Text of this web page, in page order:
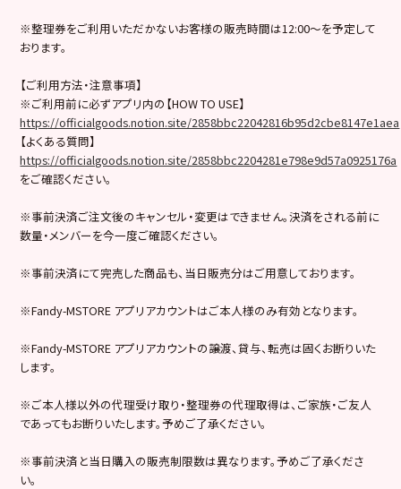
※整理券をご利用いただかないお客様の販売時間は12:00〜を予定して
おります。
【ご利用方法・注意事項】
※ご利用前に必ずアプリ内の【HOW TO USE】
https://officialgoods.notion.site/2858bbc22042816b95d2cbe8147e1aea
【よくある質問】
https://officialgoods.notion.site/2858bbc2204281e798e9d57a0925176a
をご確認ください。
※事前決済ご注文後のキャンセル・変更はできません。決済をされる前に
数量・メンバーを今一度ご確認ください。
※事前決済にて完売した商品も、当日販売分はご用意しております。
※Fandy-MSTORE アプリアカウントはご本人様のみ有効となります。
※Fandy-MSTORE アプリアカウントの譲渡、貸与、転売は固くお断りいた
します。
※ご本人様以外の代理受け取り・整理券の代理取得は、ご家族・ご友人
であってもお断りいたします。予めご了承ください。
※事前決済と当日購入の販売制限数は異なります。予めご了承くださ
い。